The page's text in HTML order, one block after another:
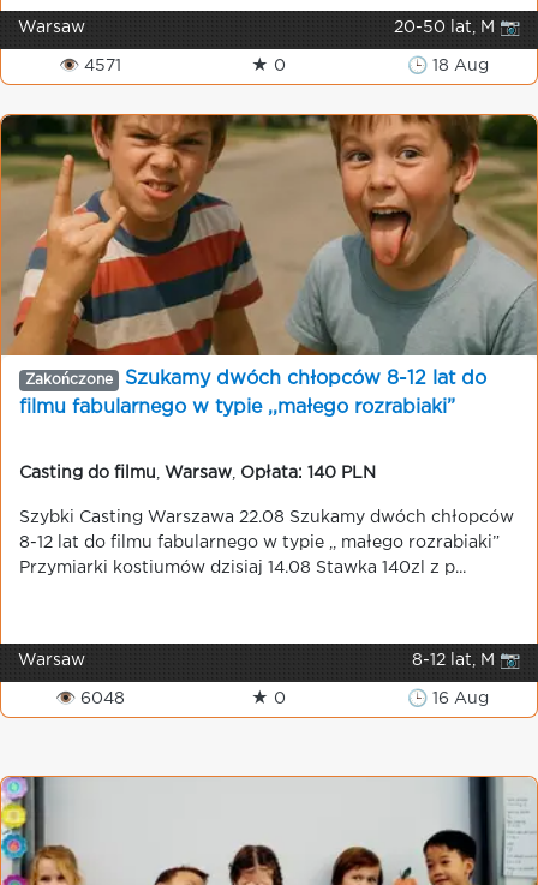
Warsaw 20-50 lat, M 📷
👁 4571 ★ 0 🕒 18 Aug
Zakończone
Szukamy dwóch chłopców 8-12 lat do
filmu fabularnego w typie ,,małego rozrabiaki”
Casting do filmu Warsaw Opłata: 140 PLN
Szybki Casting Warszawa 22.08 Szukamy dwóch chłopców
8-12 lat do filmu fabularnego w typie ,, małego rozrabiaki”
Przymiarki kostiumów dzisiaj 14.08 Stawka 140zl z p...
Warsaw 8-12 lat, M 📷
👁 6048 ★ 0 🕒 16 Aug